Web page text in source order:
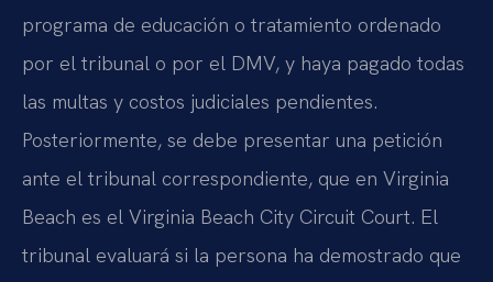
programa de educación o tratamiento ordenado
por el tribunal o por el DMV, y haya pagado todas
las multas y costos judiciales pendientes.
Posteriormente, se debe presentar una petición
ante el tribunal correspondiente, que en Virginia
Beach es el Virginia Beach City Circuit Court. El
tribunal evaluará si la persona ha demostrado que